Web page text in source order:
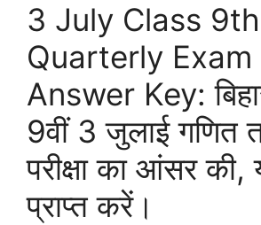
3 July Class
Quarterly
Answer Key:
9वीं 3 जुलाई गणित
परीक्षा का आंसर की,
प्राप्त करें।